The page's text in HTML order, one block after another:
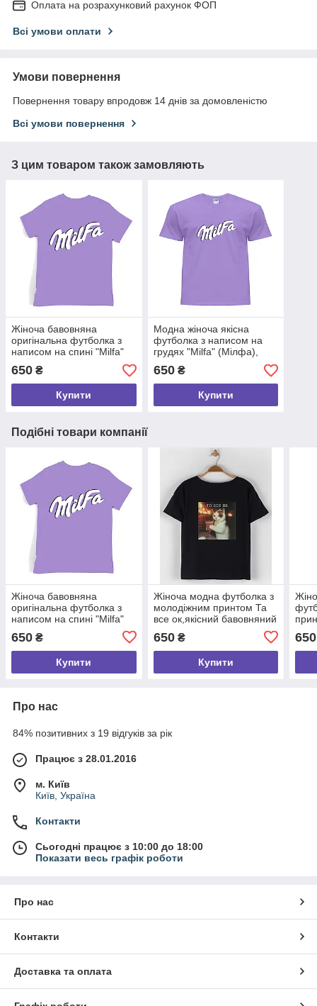
Оплата на розрахунковий рахунок ФОП
Всі умови оплати
Умови повернення
Повернення товару впродовж 14 днів за домовленістю
Всі умови повернення
З цим товаром також замовляють
Жіноча бавовняна
оригінальна футболка з
написом на спині "Milfa"
(Мілфа), 100% бавовна,
розмір S
650 ₴
Купити
Модна жіноча якісна
футболка з написом на
грудях "Milfa" (Мілфа),
100% бавовна, розмір S
650₴
Купити
Подібні товари компанії
Жіноча бавовняна
оригінальна футболка з
написом на спині "Milfa"
(Мілфа), 100% бавовна,
розмір S
650 ₴
Купити
Жіноча модна футболка з
молодіжним принтом Та
все ок,якісний бавовняний
650₴
Купити
650
Про нас
84% позитивних з 19 відгуків за рік
Працює з 28.01.2016
м. Київ
Київ, Україна
Контакти
Сьогодні працює з 10:00 до 18:00
Показати весь графік роботи
Про нас
Контакти
Доставка та оплата